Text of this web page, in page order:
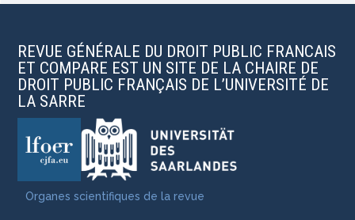
REVUE GÉNÉRALE DU DROIT PUBLIC FRANCAIS
ET COMPARE EST UN SITE DE LA CHAIRE DE
DROIT PUBLIC FRANÇAIS DE L’UNIVERSITÉ DE
LA SARRE
Organes scientifiques de la revue